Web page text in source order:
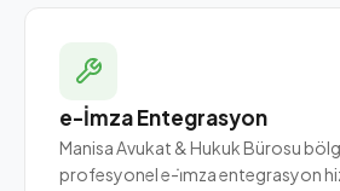
e-İmza Entegrasyon
Manisa Avukat & Hukuk Bürosu
profesyonel e-i̇mza entegrasyon